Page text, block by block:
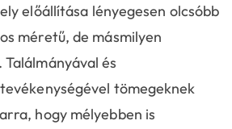
előállítása lényegesen olcsóbb
méretű, de másmilyen
és
tömegeknek
hogy mélyebben is